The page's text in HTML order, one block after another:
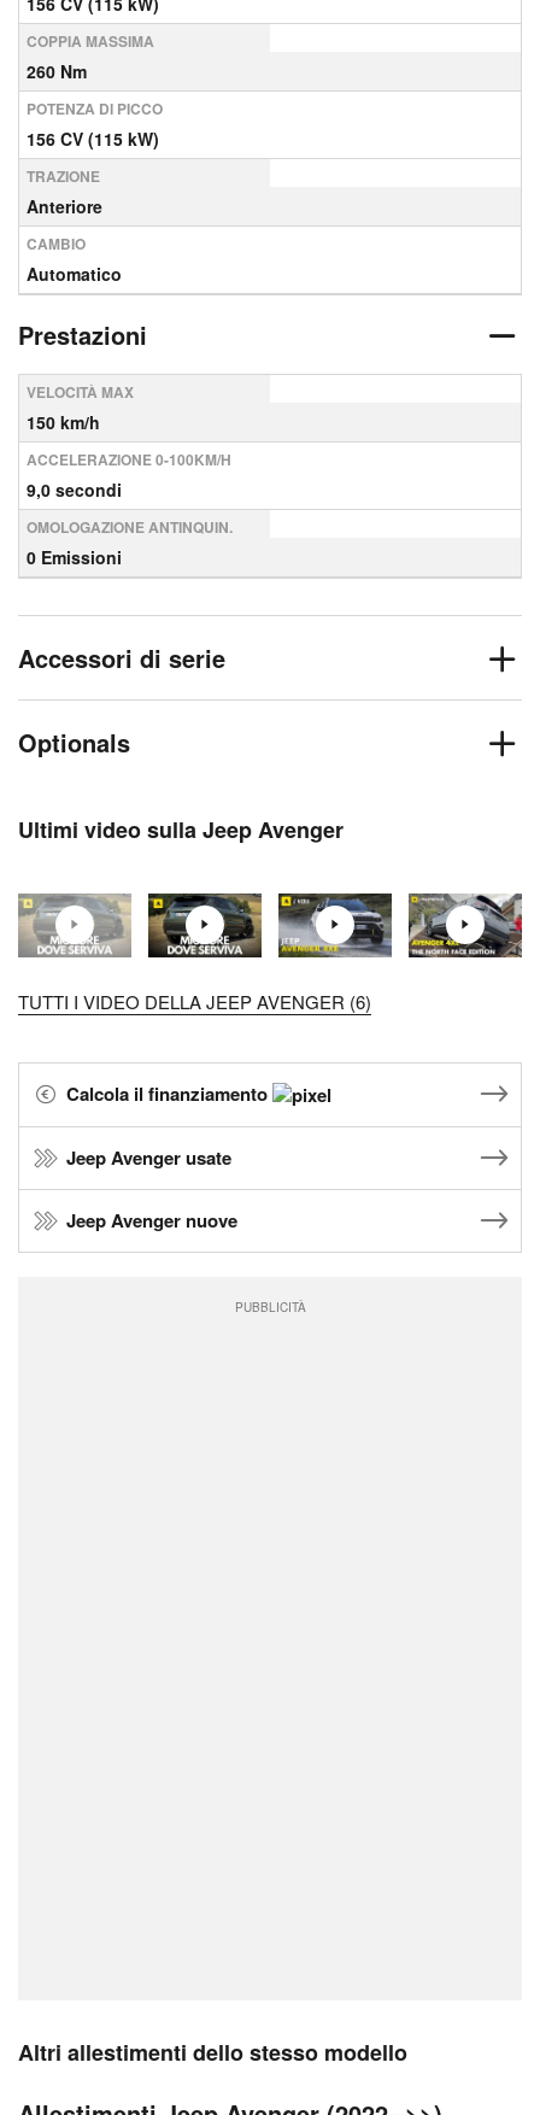
COPPIA MASSIMA
260 Nm
POTENZA DI PICCO
156 CV (115 kW)
TRAZIONE
Anteriore
CAMBIO
Automatico
Prestazioni
VELOCITÀ MAX
150 km/h
ACCELERAZIONE 0-100KM/H
9,0 secondi
OMOLOGAZIONE ANTINQUIN.
0 Emissioni
Accessori di serie
Optionals
Ultimi video sulla Jeep Avenger
TUTTI I VIDEO DELLA JEEP AVENGER (6)
Calcola il finanziamento
Jeep Avenger usate
Jeep Avenger nuove
PUBBLICITÀ
Altri allestimenti dello stesso modello